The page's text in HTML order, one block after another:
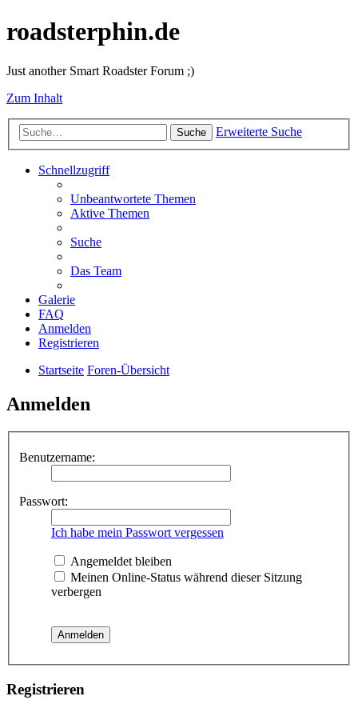
roadsterphin.de
Just another Smart Roadster Forum ;)
Zum Inhalt
Suche Erweiterte Suche
Schnellzugriff
Unbeantwortete Themen
Aktive Themen
Suche
Das Team
Galerie
FAQ
Anmelden
Registrieren
Startseite Foren-Übersicht
Anmelden
Benutzername:
Passwort:
Ich habe mein Passwort vergessen
Angemeldet bleiben
Meinen Online-Status während dieser Sitzung
verbergen
Registrieren